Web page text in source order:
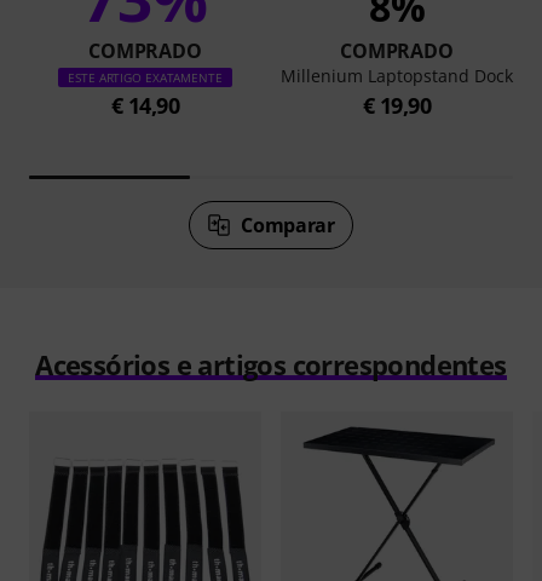
COMPRADO
ESTE ARTIGO EXATAMENTE
€ 14,90
COMPRADO
Millenium Laptopstand Dock
€ 19,90
Comparar
Acessórios e artigos correspondentes